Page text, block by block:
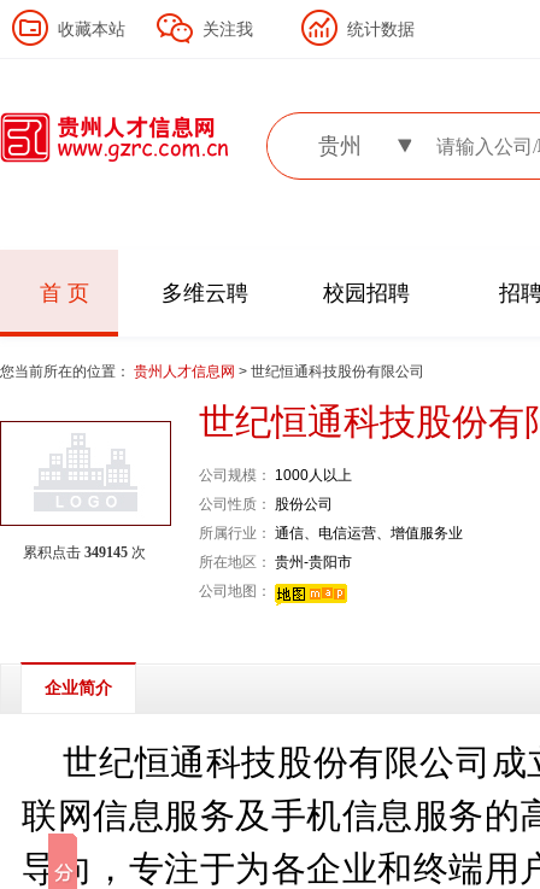
收藏本站 关注我 统计数据
贵州
首 页 多维云聘 校园招聘 招
您当前所在的位置： 贵州人才信息网 > 世纪恒通科技股份有限公司
累积点击 349145 次
世纪恒通科技股份有
公司规模：
1000人以上
公司性质：
股份公司
所属行业： 通信、电信运营、增值服务业
所在地区： 贵州-贵阳市
公司地图：
企业简介
世纪恒通科技股份有限公司成
联网信息服务及手机信息服务的
导向，专注于为各企业和终端用